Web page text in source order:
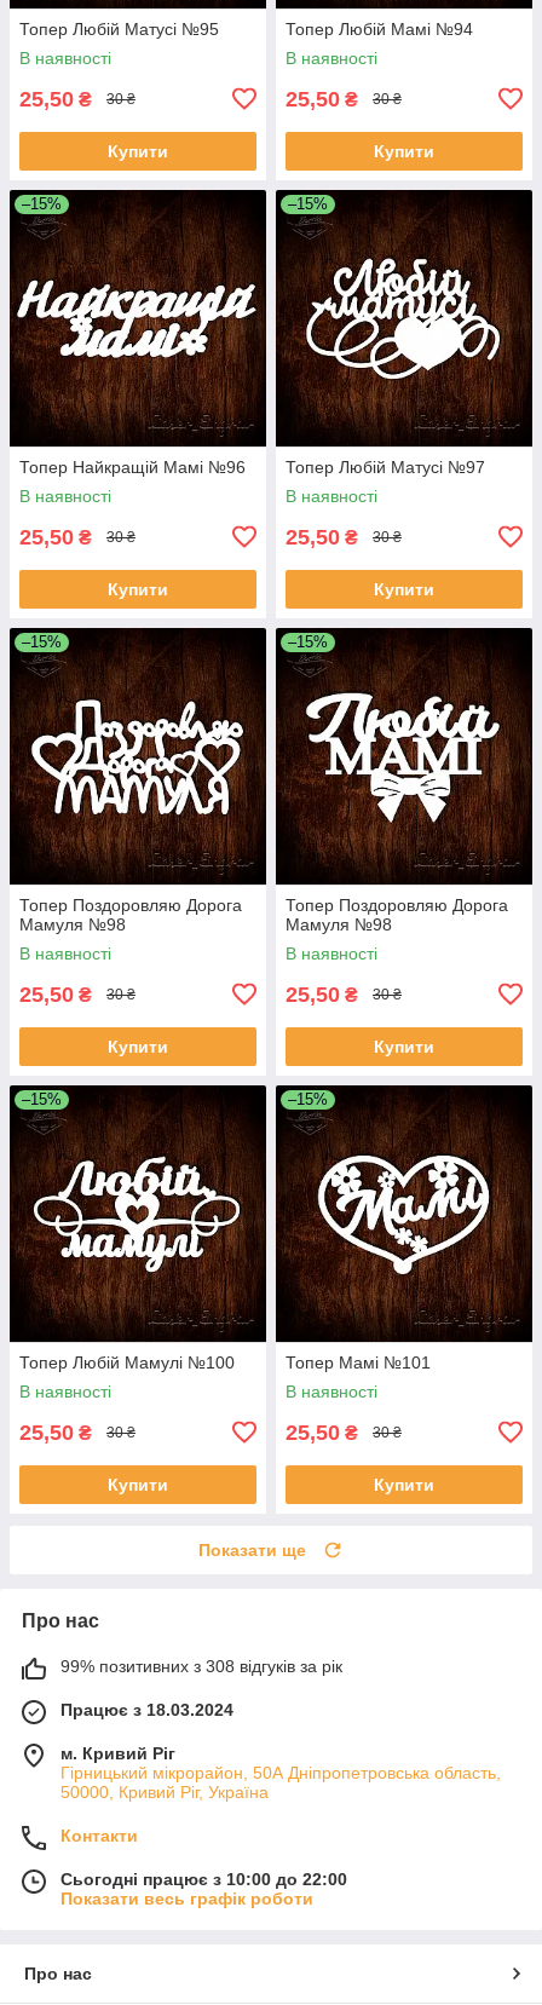
Топер Любій Матусі №95
В наявності
25,50 ₴ 30 ₴
Купити
Топер Любій Мамі №94
В наявності
25,50 ₴ 30 ₴
Купити
–15%
Топер Найкращій Мамі №96
В наявності
25,50 ₴ 30 ₴
Купити
–15%
Топер Любій Матусі №97
В наявності
25,50 ₴ 30 ₴
Купити
–15%
Топер Поздоровляю Дорога
Мамуля №98
В наявності
25,50 ₴ 30 ₴
Купити
–15%
Топер Поздоровляю Дорога
Мамуля №98
В наявності
25,50 ₴ 30 ₴
Купити
–15%
Топер Любій Мамулі №100
В наявності
25,50 ₴ 30 ₴
Купити
–15%
Топер Мамі №101
В наявності
25,50 ₴ 30 ₴
Купити
Показати ще
Про нас
99% позитивних з 308 відгуків за рік
Працює з 18.03.2024
м. Кривий Ріг
Гірницький мікрорайон, 50А Дніпропетровська область,
50000, Кривий Ріг, Україна
Контакти
Сьогодні працює з 10:00 до 22:00
Показати весь графік роботи
Про нас